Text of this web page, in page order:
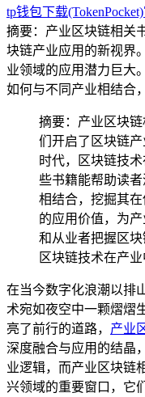
tp钱包下载
摘要：产业区块链相关
块链产业应用的新视界
业领域的应用潜力巨大
如何与不同产业相结合
摘要：产业区块
们开启了区块链
时代，区块链技
些书籍能帮助读
相结合，挖掘其
的应用价值，为
和从业者把握区
区块链技术在产
在当今数字化浪潮以排
术宛如夜空中一颗熠熠
亮了前行的道路， 产业
深度融合与应用的结晶
业逻辑，而产业区块链
兴领域的重要窗口，它